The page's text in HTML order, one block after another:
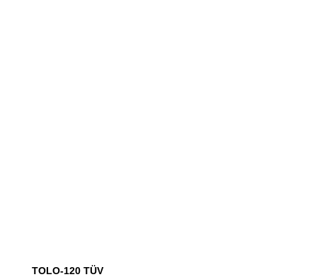
TOLO-120 TÜV